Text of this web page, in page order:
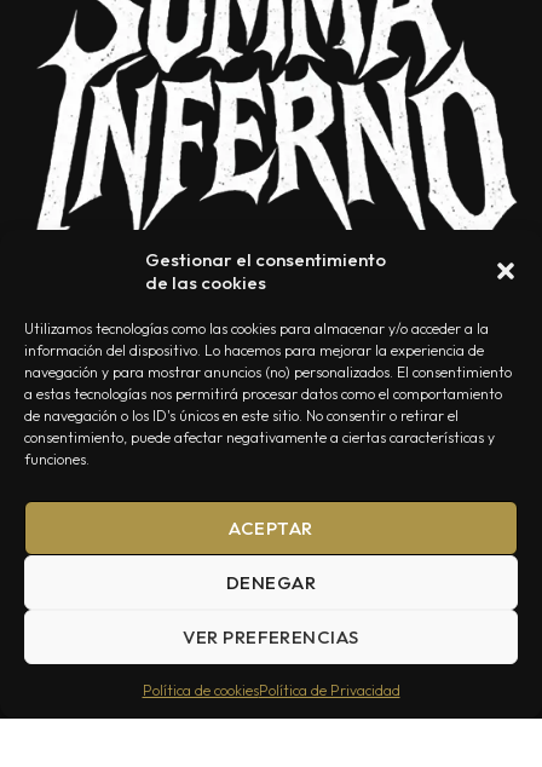
Gestionar el consentimiento
de las cookies
Utilizamos tecnologías como las cookies para almacenar y/o acceder a la
información del dispositivo. Lo hacemos para mejorar la experiencia de
navegación y para mostrar anuncios (no) personalizados. El consentimiento
a estas tecnologías nos permitirá procesar datos como el comportamiento
de navegación o los ID's únicos en este sitio. No consentir o retirar el
consentimiento, puede afectar negativamente a ciertas características y
funciones.
ACEPTAR
DENEGAR
VER PREFERENCIAS
Política de cookiesPolítica de Privacidad
NOSOTROS CONTACTO EDITORIAL POLÍTICA DE PRIVACIDAD
Summa Inferno — Todos los Derechos Reservados © 2026